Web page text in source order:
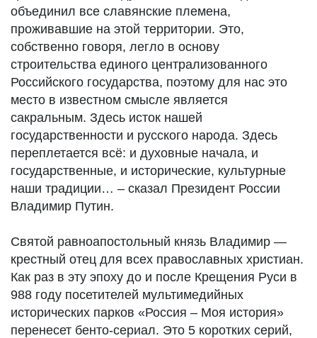
объединил все славянские племена,
проживавшие на этой территории. Это,
собственно говоря, легло в основу
строительства единого централизованного
Российского государства, поэтому для нас это
место в известном смысле является
сакральным. Здесь исток нашей
государственности и русского народа. Здесь
переплетается всё: и духовные начала, и
государственные, и исторические, культурные
наши традиции… – сказал Президент России
Владимир Путин.
Святой равноапостольный князь Владимир —
крестный отец для всех православных христиан.
Как раз в эту эпоху до и после Крещения Руси в
988 году посетителей мультимедийных
исторических парков «Россия – Моя история»
перенесет бенто-сериал. Это 5 коротких серий,